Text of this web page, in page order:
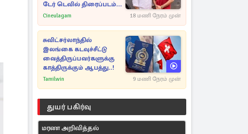
டேர் டெவில் திரைப்படம்...
Cineulagam 18 மணி நேரம் முன்
சுவிட்சர்லாந்தில்
இலங்கை கடவுச்சீட்டு
வைத்திருப்பவர்களுக்கு
காத்திருக்கும் ஆபத்து..!
Tamilwin 9 மணி நேரம் முன்
துயர் பகிர்வு
மரண அறிவித்தல்